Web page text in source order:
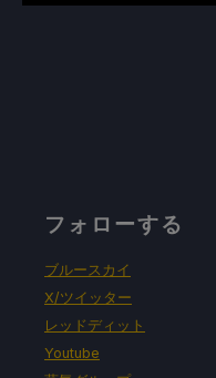
フォローする
ブルースカイ
X/ツイッター
レッドディット
Youtube